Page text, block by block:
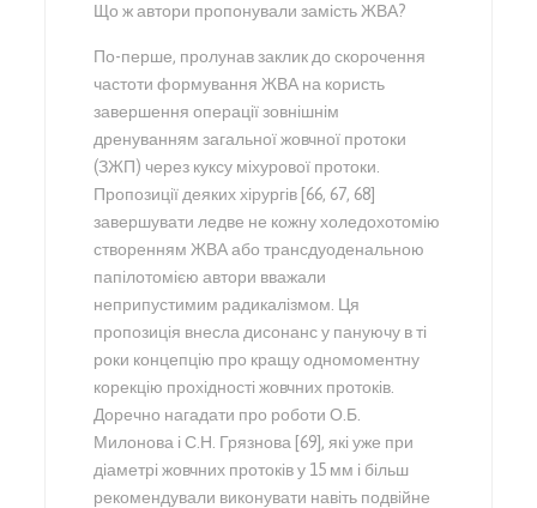
Що ж автори пропонували замість ЖВА?
По-перше, пролунав заклик до скорочення
частоти формування ЖВА на користь
завершення операції зовнішнім
дренуванням загальної жовчної протоки
(ЗЖП) через куксу міхурової протоки.
Пропозиції деяких хірургів [66, 67, 68]
завершувати ледве не кожну холедохотомію
створенням ЖВА або трансдуоденальною
папілотомією автори вважали
неприпустимим радикалізмом. Ця
пропозиція внесла дисонанс у пануючу в ті
роки концепцію про кращу одномоментну
корекцію прохідності жовчних протоків.
Доречно нагадати про роботи О.Б.
Милонова і С.Н. Грязнова [69], які уже при
діаметрі жовчних протоків у 15 мм і більш
рекомендували виконувати навіть подвійне